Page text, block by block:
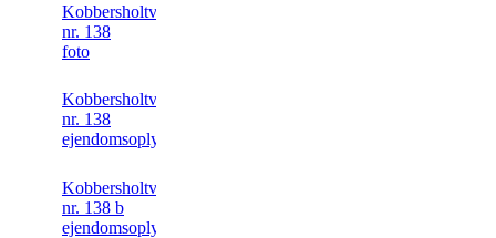
Kobbersholtvej
nr. 138
foto
Kobbersholtvej
nr. 138
ejendomsoplysning
Kobbersholtvej
nr. 138 b
ejendomsoplysning